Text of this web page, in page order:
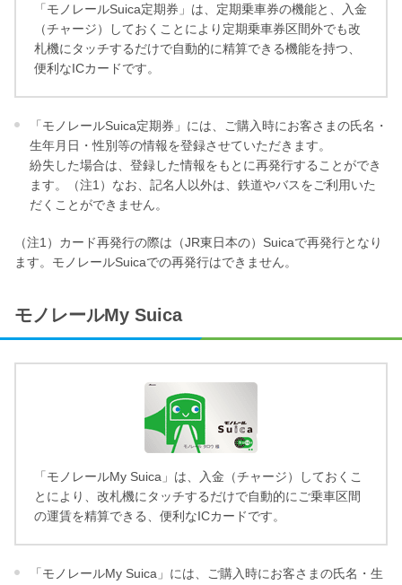
「モノレールSuica定期券」は、定期乗車券の機能と、入金
（チャージ）しておくことにより定期乗車券区間外でも改
札機にタッチするだけで自動的に精算できる機能を持つ、
便利なICカードです。
「モノレールSuica定期券」には、ご購入時にお客さまの氏名・
生年月日・性別等の情報を登録させていただきます。
紛失した場合は、登録した情報をもとに再発行することができ
ます。（注1）なお、記名人以外は、鉄道やバスをご利用いた
だくことができません。
（注1）カード再発行の際は（JR東日本の）Suicaで再発行となり
ます。モノレールSuicaでの再発行はできません。
モノレールMy Suica
「モノレールMy Suica」は、入金（チャージ）しておくこ
とにより、改札機にタッチするだけで自動的にご乗車区間
の運賃を精算できる、便利なICカードです。
「モノレールMy Suica」には、ご購入時にお客さまの氏名・生